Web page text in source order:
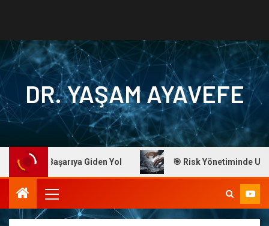
DR. YAŞAM AYAVEFE
Başarıya Giden Yol 🎯 Risk Yönetiminde